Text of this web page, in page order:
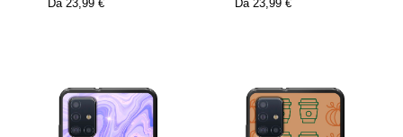
Da 23,99 €
Da 23,99 €